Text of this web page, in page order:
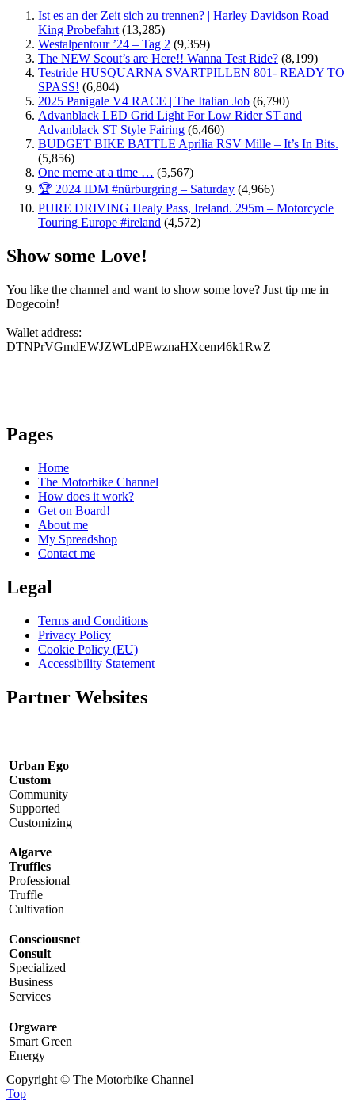
Ist es an der Zeit sich zu trennen? | Harley Davidson Road
King Probefahrt (13,285)
Westalpentour ’24 – Tag 2 (9,359)
The NEW Scout’s are Here!! Wanna Test Ride? (8,199)
Testride HUSQUARNA SVARTPILLEN 801- READY TO
SPASS! (6,804)
2025 Panigale V4 RACE | The Italian Job (6,790)
Advanblack LED Grid Light For Low Rider ST and
Advanblack ST Style Fairing (6,460)
BUDGET BIKE BATTLE Aprilia RSV Mille – It’s In Bits.
(5,856)
One meme at a time … (5,567)
🏆 2024 IDM #nürburgring – Saturday (4,966)
PURE DRIVING Healy Pass, Ireland. 295m – Motorcycle
Touring Europe #ireland (4,572)
Show some Love!
You like the channel and want to show some love? Just tip me in
Dogecoin!
Wallet address:
DTNPrVGmdEWJZWLdPEwznaHXcem46k1RwZ
Pages
Home
The Motorbike Channel
How does it work?
Get on Board!
About me
My Spreadshop
Contact me
Legal
Terms and Conditions
Privacy Policy
Cookie Policy (EU)
Accessibility Statement
Partner Websites
Urban Ego
Custom
Community
Supported
Customizing
Algarve
Truffles
Professional
Truffle
Cultivation
Consciousnet
Consult
Specialized
Business
Services
Orgware
Smart Green
Energy
Copyright © The Motorbike Channel
Top